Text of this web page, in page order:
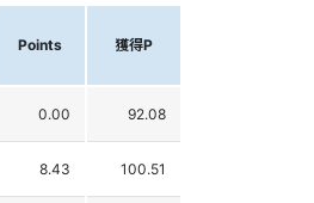
Points 獲得P
0.00 92.08
8.43 100.51